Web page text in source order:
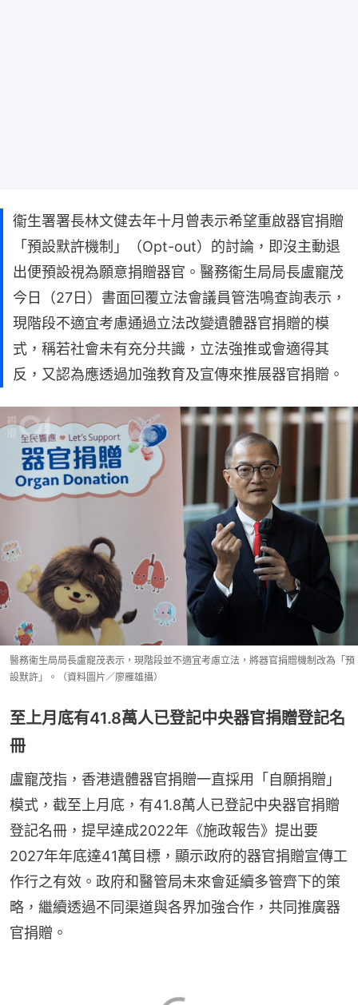
衞生署署長林文健去年十月曾表示希望重啟器官捐贈
「預設默許機制」（Opt-out）的討論，即沒主動退
出便預設視為願意捐贈器官。醫務衞生局局長盧寵茂
今日（27日）書面回覆立法會議員管浩鳴查詢表示，
現階段不適宜考慮通過立法改變遺體器官捐贈的模
式，稱若社會未有充分共識，立法強推或會適得其
反，又認為應透過加強教育及宣傳來推展器官捐贈。
醫務衞生局局長盧寵茂表示，現階段並不適宜考慮立法，將器官捐贈機制改為「預
設默許」。（資料圖片／廖雁雄攝）
至上月底有41.8萬人已登記中央器官捐贈登記名
冊
盧寵茂指，香港遺體器官捐贈一直採用「自願捐贈」
模式，截至上月底，有41.8萬人已登記中央器官捐贈
登記名冊，提早達成2022年《施政報告》提出要
2027年年底達41萬目標，顯示政府的器官捐贈宣傳工
作行之有效。政府和醫管局未來會延續多管齊下的策
略，繼續透過不同渠道與各界加強合作，共同推廣器
官捐贈。